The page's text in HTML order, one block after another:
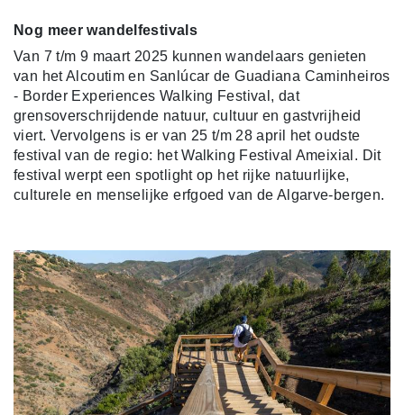
Nog meer wandelfestivals
Van 7 t/m 9 maart 2025 kunnen wandelaars genieten
van het Alcoutim en Sanlúcar de Guadiana Caminheiros
- Border Experiences Walking Festival, dat
grensoverschrijdende natuur, cultuur en gastvrijheid
viert. Vervolgens is er van 25 t/m 28 april het oudste
festival van de regio: het Walking Festival Ameixial. Dit
festival werpt een spotlight op het rijke natuurlijke,
culturele en menselijke erfgoed van de Algarve-bergen.